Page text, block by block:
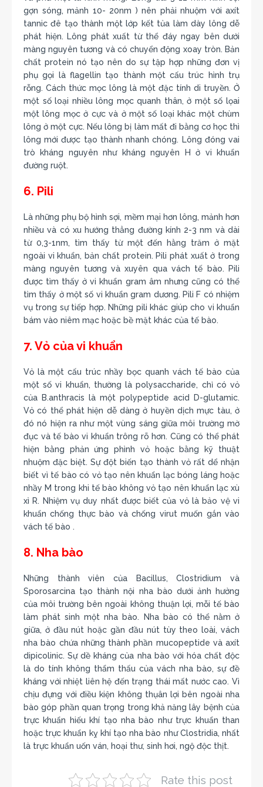
gợn sóng, mảnh 10- 20nm ) nên phải nhuộm với axít
tannic đê tạo thành một lớp kết tủa làm dày lông dễ
phát hiện. Lông phát xuất từ thể đáy ngay bên dưới
màng nguyên tương và có chuyển động xoay tròn. Bản
chất protein nó tạo nên do sự tập hợp những đơn vị
phụ gọi là flagellin tạo thành một cấu trúc hình trụ
rỗng. Cách thức mọc lông là một đặc tính di truyền. Ở
một số loại nhiều lông mọc quanh thân, ở một số lọai
một lông mọc ở cực và ở một số loại khác một chùm
lông ở một cực. Nếu lông bị làm mất đi bằng cơ học thì
lông mới được tạo thành nhanh chóng. Lông đóng vai
trò kháng nguyên như kháng nguyên H ở vi khuẩn
đường ruột.
6. Pili
Là những phụ bộ hình sợi, mềm mại hơn lông, mảnh hơn
nhiều và có xu hướng thẳng đường kính 2-3 nm và dài
từ 0,3-1nm, tìm thấy từ một đến hằng trăm ở mặt
ngoài vi khuẩn, bản chất protein. Pili phát xuất ở trong
màng nguyên tương và xuyên qua vách tế bào. Pili
được tìm thấy ở vi khuẩn gram âm nhưng cũng có thể
tìm thấy ở một số vi khuẩn gram dương. Pili F có nhiệm
vụ trong sự tiếp hợp. Những pili khác giúp cho vi khuẩn
bám vào niêm mạc hoặc bề mặt khác của tế bào.
7. Vỏ của vi khuẩn
Vỏ là một cấu trúc nhầy bọc quanh vách tế bào của
một số vi khuẩn, thường là polysaccharide, chỉ có vỏ
của B.anthracis là một polypeptide acid D-glutamic.
Vỏ có thể phát hiện dễ dàng ở huyền dịch mực tàu, ở
đó nó hiện ra như một vùng sáng giữa môi trường mờ
đục và tế bào vi khuẩn trông rõ hơn. Cũng có thể phát
hiện bằng phản ứng phình vỏ hoặc bằng kỹ thuật
nhuộm đặc biệt. Sự đột biến tạo thành vỏ rất dể nhận
biết vì tế bào có vỏ tạo nên khuẩn lạc bóng láng hoặc
nhầy M trong khi tế bào không vỏ tạo nên khuẩn lạc xù
xì R. Nhiệm vụ duy nhất được biết của vỏ là bảo vệ vi
khuẩn chống thực bào và chống virut muốn gắn vào
vách tế bào .
8. Nha bào
Những thành viên của Bacillus, Clostridium và
Sporosarcina tạo thành nội nha bào dưới ảnh hưởng
của môi trường bên ngoài không thuận lợi, mỗi tế bào
làm phát sinh một nha bào. Nha bào có thể nằm ở
giữa, ở đầu nút hoặc gần đầu nút tùy theo loài, vách
nha bào chứa những thành phần mucopeptide và axít
dipicolinic. Sự dề kháng của nha bào với hóa chất độc
là do tính không thẩm thấu của vách nha bào, sự đề
kháng với nhiệt liên hệ đến trạng thái mất nước cao. Vì
chịu đựng với điều kiện không thụân lợi bên ngoài nha
bào góp phần quan trọng trong khả năng lây bệnh của
trực khuẩn hiếu khí tạo nha bào như trực khuẩn than
hoặc trực khuẩn kỵ khí tạo nha bào như Clostridia, nhất
là trực khuẩn uốn ván, hoại thư, sinh hơi, ngộ độc thịt.
Rate this post